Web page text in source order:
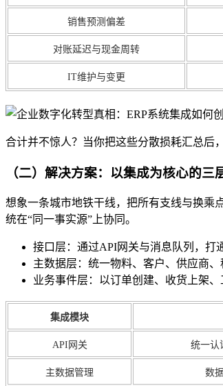
销售预测偏差
对账延迟与现金周转
IT维护与变更
合计并不惊人？当你把这些分散损耗汇总后
（二）解决方案：以集成为核心的三
想象一条城市地铁干线，把所有支线与换乘
统在“同一事实源”上协同。
接口层：通过API网关与消息队列，打
主数据层：统一物料、客户、供应商
业务事件层：以订单创建、收货上架
集成模块
API网关 统一认
主数据管理 数